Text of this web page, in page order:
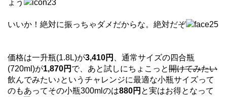
ょう
いいか！絶対に振っちゃダメだからな。絶対だぞ
価格は一升瓶(1.8L)が3,410円
、通常サイズの四合瓶
(720ml)が1,870円 で、あと試しにちょこっと開けてみたい
飲んでみたい♪というチャレンジに最適な小瓶サイズって
のもあってその小瓶300mlのは880円 と実はお得となって